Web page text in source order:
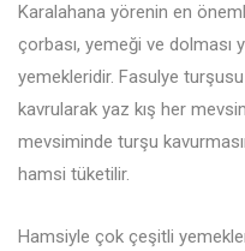
Karalahana yörenin en
çorbası, yemeği ve dolması
yemekleridir. Fasulye
kavrularak yaz kış her
mevsiminde turşu
hamsi tüketilir.
Hamsiyle çok çeşitli